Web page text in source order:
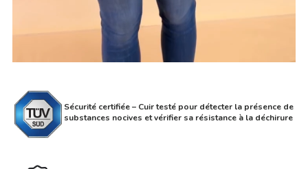
Sécurité certifiée – Cuir testé pour détecter la présence de
substances nocives et vérifier sa résistance à la déchirure